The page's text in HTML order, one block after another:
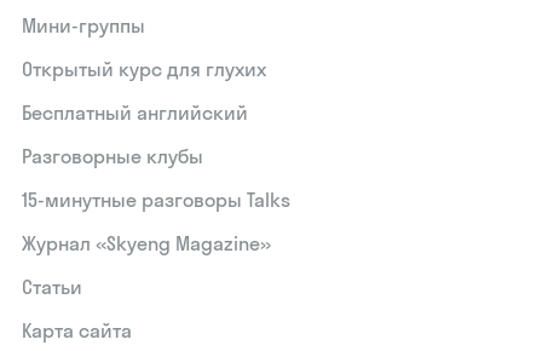
Мини-группы
Открытый курс для глухих
Бесплатный английский
Разговорные клубы
15‑минутные разговоры Talks
Журнал «Skyeng Magazine»
Статьи
Карта сайта